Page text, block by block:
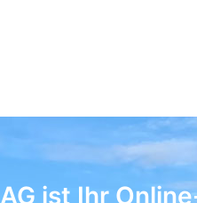
ist Ihr